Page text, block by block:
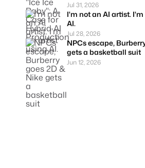
Jul 31, 2026
I'm not an AI artist.
AI.
Jul 28, 2026
NPCs escape,
gets a basketball suit
Jun 12, 2026